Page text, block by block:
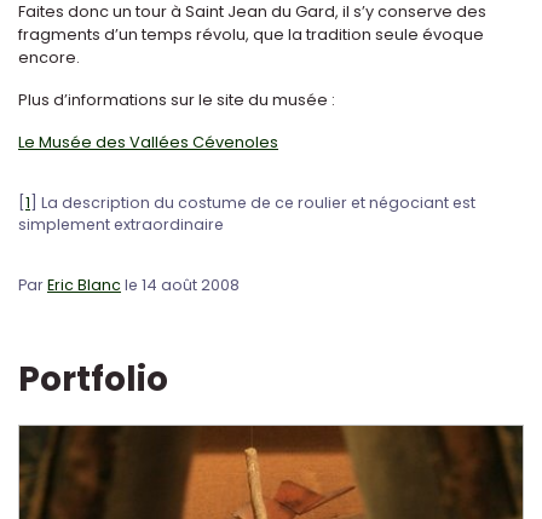
Faites donc un tour à Saint Jean du Gard, il s’y conserve des
fragments d’un temps révolu, que la tradition seule évoque
encore.
Plus d’informations sur le site du musée :
Le Musée des Vallées Cévenoles
1 La description du costume de ce roulier et négociant est
simplement extraordinaire
ParEric Blanc le 14 août 2008
Portfolio